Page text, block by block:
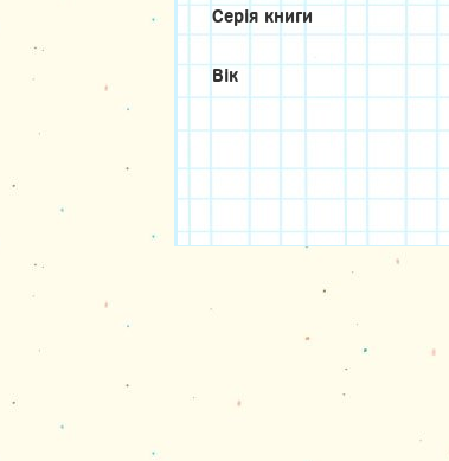
Серія книги
Вік